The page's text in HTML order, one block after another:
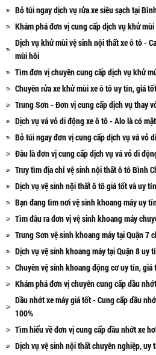
Bỏ túi ngay dịch vụ rửa xe siêu sạch tại
Khám phá đơn vị cung cấp dịch vụ khử
Dịch vụ khử mùi vệ sinh nội thất xe ô tô -
mùi hôi
Tìm đơn vị chuyên cung cấp dịch vụ khử
Chuyên rửa xe khử mùi xe ô tô uy tín, giá
Trung Sơn - Đơn vị cung cấp dịch vụ thay
Dịch vụ vá vỏ di động xe ô tô - Alo là có
Bỏ túi ngay đơn vị cung cấp dịch vụ vá vỏ
Đâu là đơn vị cung cấp dịch vụ vá vỏ di
Truy tìm địa chỉ vệ sinh nội thất ô tô Bình
Dịch vụ vệ sinh nội thất ô tô giá tốt và uy
Bạn đang tìm nơi vệ sinh khoang máy uy
Tìm đâu ra đơn vị vệ sinh khoang máy
Trung Sơn vệ sinh khoang máy tại Quận 7
Dịch vụ vệ sinh khoang máy tại Quận 8 uy
Chuyên vệ sinh khoang động cơ uy tín, giá
Khám phá đơn vị chuyên cung cấp dầu
Dầu nhớt xe máy giá tốt - Cung cấp dầu
100%
Tìm hiểu về đơn vị cung cấp dầu nhớt xe
Dịch vụ vệ sinh nội thất chuyên nghiệp, uy